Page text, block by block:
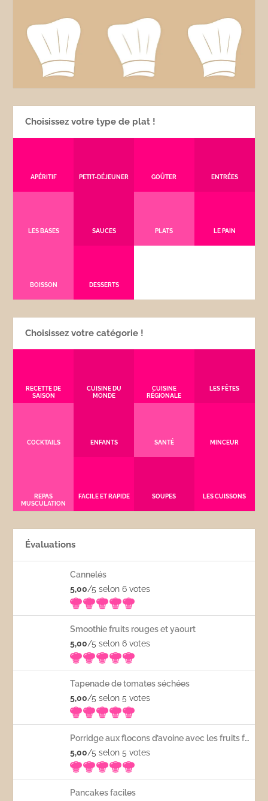
Choisissez votre type de plat !
APÉRITIF PETIT-DÉJEUNER GOÛTER ENTRÉES
LES BASES SAUCES PLATS LE PAIN
BOISSON DESSERTS
Choisissez votre catégorie !
RECETTE DE
SAISON
CUISINE DU
MONDE
CUISINE
RÉGIONALE
LES FÊTES
COCKTAILS ENFANTS SANTÉ MINCEUR
REPAS
MUSCULATION
FACILE ET RAPIDE SOUPES LES CUISSONS
Évaluations
Cannelés
5,00/5 selon 6votes
Smoothie fruits rouges et yaourt
5,00/5 selon 6votes
Tapenade de tomates séchées
5,00/5 selon 5votes
Porridge aux flocons d’avoine avec les fruits frais
5,00/5 selon 5votes
Pancakes faciles